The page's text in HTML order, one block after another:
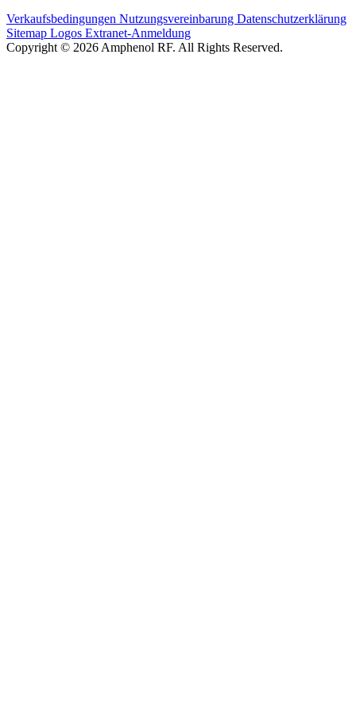
Verkaufsbedingungen Nutzungsvereinbarung Datenschutzerklärung
Sitemap Logos Extranet-Anmeldung
Copyright © 2026 Amphenol RF. All Rights Reserved.